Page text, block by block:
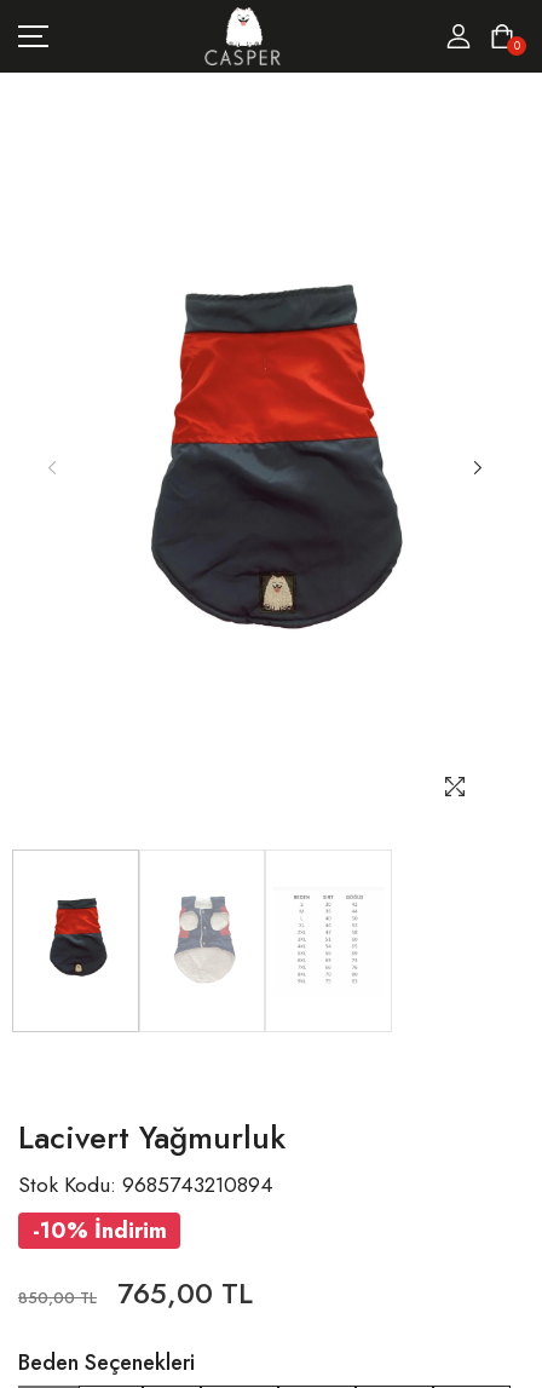
0
MARKALAR
Lacivert Yağmurluk
Stok Kodu: 9685743210894
-10% İndirim
850,00 TL 765,00 TL
Beden Seçenekleri